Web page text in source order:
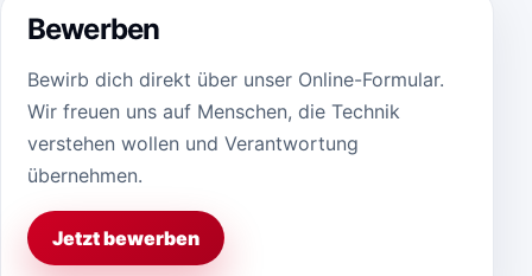
Bewerben
Bewirb dich direkt über unser Online-Formular.
Wir freuen uns auf Menschen, die Technik
verstehen wollen und Verantwortung
übernehmen.
Jetzt bewerben